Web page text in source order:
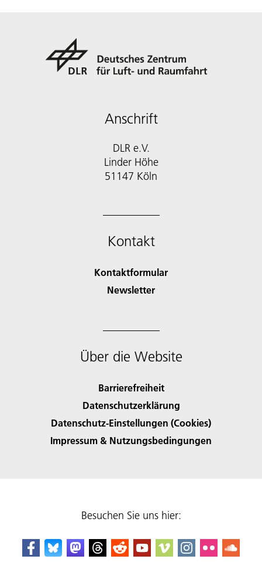
Anschrift
DLR e.V.
Linder Höhe
51147 Köln
Kontakt
Kontaktformular
Newsletter
Über die Website
Barrierefreiheit
Datenschutzerklärung
Datenschutz-Einstellungen (Cookies)
Impressum & Nutzungsbedingungen
Besuchen Sie uns hier: